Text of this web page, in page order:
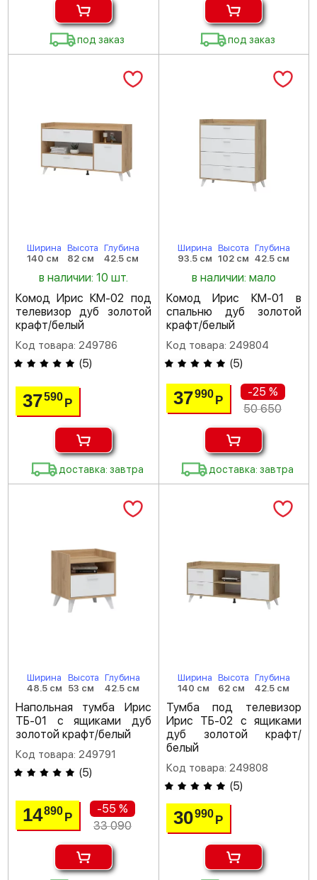
под заказ под заказ
Ширина
140 см
Высота
82 см
Глубина
42.5 см
в наличии: 10 шт.
Комод Ирис КМ-02 под
телевизор дуб золотой
крафт/белый
Код товара: 249786
(5)
37590 Р
доставка: завтра
Ширина
93.5 см
Высота
102 см
Глубина
42.5 см
в наличии: мало
Комод Ирис КМ-01 в
спальню дуб золотой
крафт/белый
Код товара: 249804
(5)
37990 Р
-25 %
50 650
доставка: завтра
Ширина
48.5 см
Высота
53 см
Глубина
42.5 см
Напольная тумба Ирис
ТБ-01 с ящиками дуб
золотой крафт/белый
Код товара: 249791
(5)
14890 Р
-55 %
33 090
Ширина
140 см
Высота
62 см
Глубина
42.5 см
Тумба под телевизор
Ирис ТБ-02 с ящиками
дуб золотой крафт/
белый
Код товара: 249808
(5)
30990 Р